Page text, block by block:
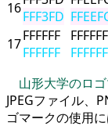
16FFF3FD
17FFFFFF
FFFFFF
FFFFFF
FFFFFF
山形大学のロ
JPEGファイル、
ゴマークの使用